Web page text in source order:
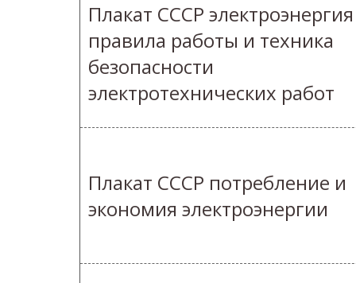
Плакат СССР электроэнергия
правила работы и техника
безопасности
электротехнических работ
Плакат СССР потребление и
экономия электроэнергии